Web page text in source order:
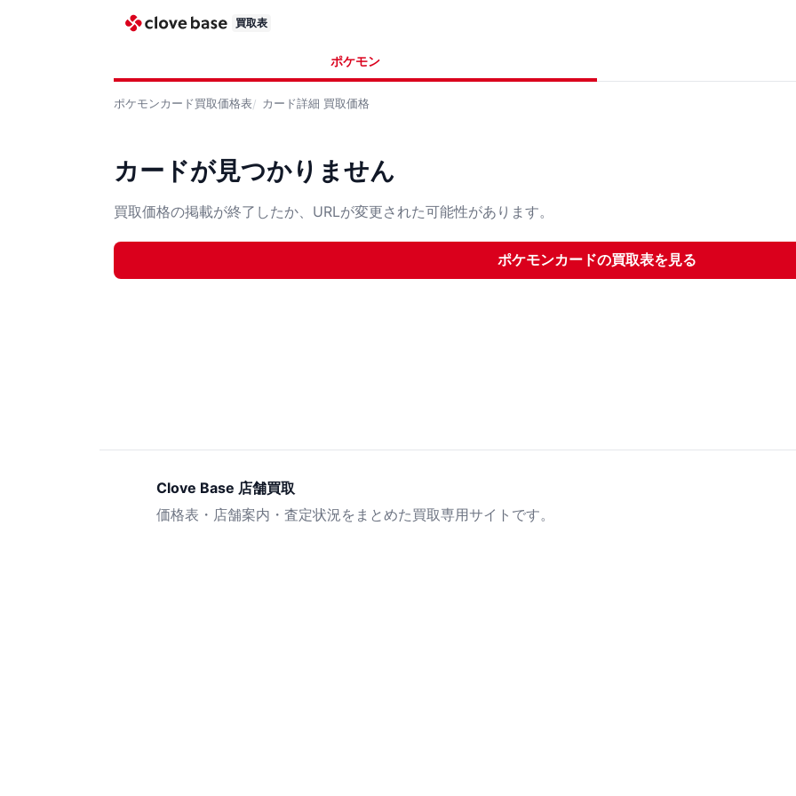
買取表
ポケモン
ポケモンカード買取価格表 カード詳細 買取価格
カードが見つかりません
買取価格の掲載が終了したか、URLが変更された可能性があります。
ポケモンカードの買取表を見る
Clove Base 店舗買取
価格表・店舗案内・査定状況をまとめた買取専用サイトです。